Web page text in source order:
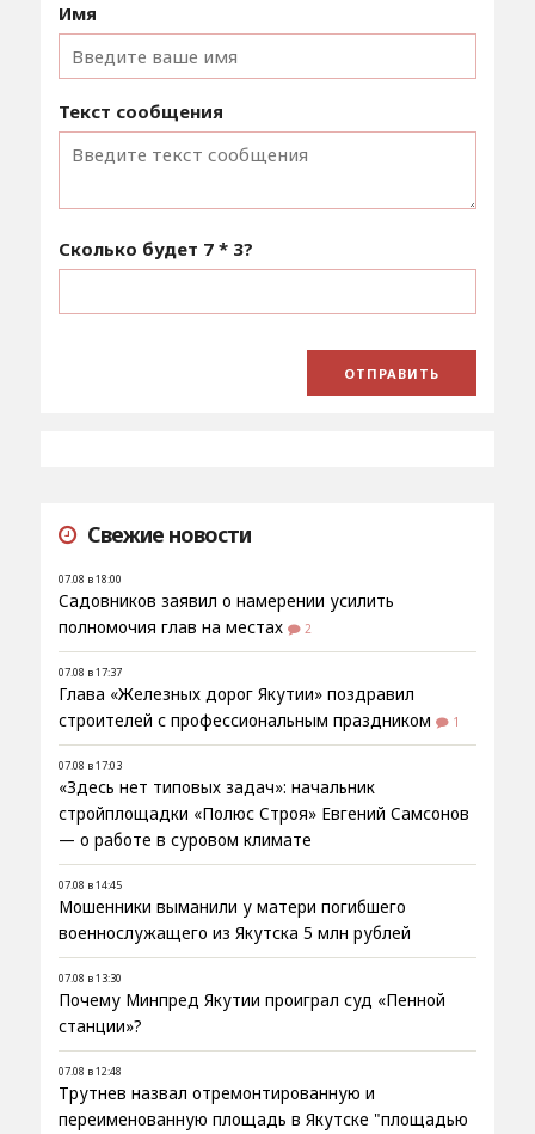
Имя
Текст сообщения
Сколько будет 7 * 3?
Свежие новости
07.08 в 18:00
Садовников заявил о намерении усилить
полномочия глав на местах
2
07.08 в 17:37
Глава «Железных дорог Якутии» поздравил
строителей с профессиональным праздником
1
07.08 в 17:03
«Здесь нет типовых задач»: начальник
стройплощадки «Полюс Строя» Евгений Самсонов
— о работе в суровом климате
07.08 в 14:45
Мошенники выманили у матери погибшего
военнослужащего из Якутска 5 млн рублей
07.08 в 13:30
Почему Минпред Якутии проиграл суд «Пенной
станции»?
07.08 в 12:48
Трутнев назвал отремонтированную и
переименованную площадь в Якутске "площадью